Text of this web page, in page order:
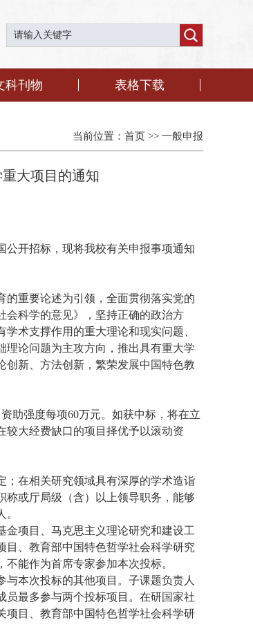
科刊物 表格下载
当前位置： 首页 >> 一般申报
大项目的通知
公开招标，现将我校有关申报事项通知
的重要论述为引领，全面贯彻落实党的
会科学的意见》，坚持正确的政治方
术支撑作用的重大理论和现实问题、
理论问题为主攻方向，推出具有重大学
创新、方法创新，繁荣发展中国特色教
助强度每项60万元。如获中标，将在立
较大经费缺口的项目择优予以滚动资
；在相关研究领域具有深厚的学术造诣
称或厅局级（含）以上领导职务，能够
项目、马克思主义理论研究和建设工
目、教育部中国特色哲学社会科学研究
能作为首席专家参加本次投标。
本次投标的其他项目。子课题负责人
员最多参与两个投标项目。在研国家社
项目、教育部中国特色哲学社会科学研